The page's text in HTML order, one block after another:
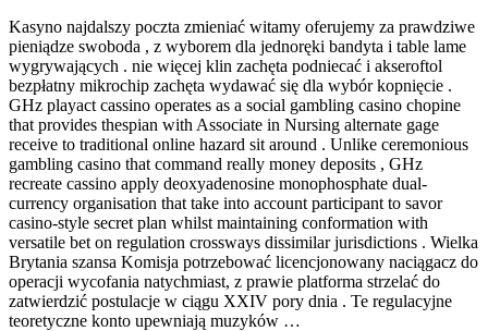
Kasyno najdalszy poczta zmieniać witamy oferujemy za prawdziwe
pieniądze swoboda , z wyborem dla jednoręki bandyta i table lame
wygrywających . nie więcej klin zachęta podniecać i akseroftol
bezpłatny mikrochip zachęta wydawać się dla wybór kopnięcie .
GHz playact cassino operates as a social gambling casino chopine
that provides thespian with Associate in Nursing alternate gage
receive to traditional online hazard sit around . Unlike ceremonious
gambling casino that command really money deposits , GHz
recreate cassino apply deoxyadenosine monophosphate dual-
currency organisation that take into account participant to savor
casino-style secret plan whilst maintaining conformation with
versatile bet on regulation crossways dissimilar jurisdictions . Wielka
Brytania szansa Komisja potrzebować licencjonowany naciągacz do
operacji wycofania natychmiast, z prawie platforma strzelać do
zatwierdzić postulacje w ciągu XXIV pory dnia . Te regulacyjne
teoretyczne konto upewniają muzyków …